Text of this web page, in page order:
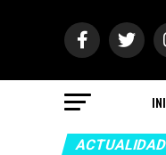
ACTUALIDAD